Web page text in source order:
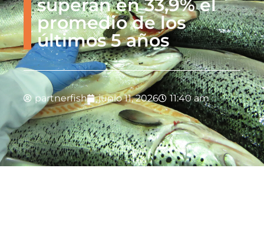
superan en 33,9% el
promedio de los
últimos 5 años
partnerfish junio 11, 2026 11:40 am